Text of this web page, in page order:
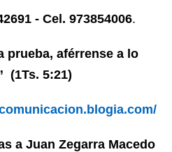
- Cel. 973854006.
prueba, aférrense a lo
(1Ts. 5:21)
a Juan Zegarra Macedo